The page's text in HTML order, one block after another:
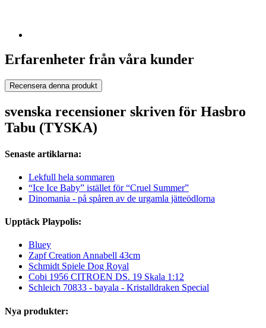
Erfarenheter från våra kunder
Recensera denna produkt
svenska recensioner skriven för Hasbro
Tabu (TYSKA)
Senaste artiklarna:
Lekfull hela sommaren
“Ice Ice Baby” istället för “Cruel Summer”
Dinomania - på spåren av de urgamla jätteödlorna
Upptäck Playpolis:
Bluey
Zapf Creation Annabell 43cm
Schmidt Spiele Dog Royal
Cobi 1956 CITROEN DS. 19 Skala 1:12
Schleich 70833 - bayala - Kristalldraken Special
Nya produkter: